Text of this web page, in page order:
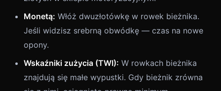
Monetą: Włóż dwuzłotówkę w rowek bieżnika.
Jeśli widzisz srebrną obwódkę — czas na nowe
opony.
Wskaźniki zużycia (TWI): W rowkach bieżnika
znajdują się małe wypustki. Gdy bieżnik zrówna